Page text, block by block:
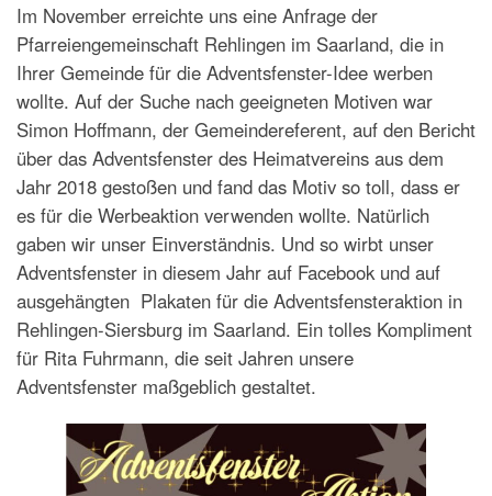
Im November erreichte uns eine Anfrage der
Pfarreiengemeinschaft Rehlingen im Saarland, die in
Ihrer Gemeinde für die Adventsfenster-Idee werben
wollte. Auf der Suche nach geeigneten Motiven war
Simon Hoffmann, der Gemeindereferent, auf den Bericht
über das Adventsfenster des Heimatvereins aus dem
Jahr 2018 gestoßen und fand das Motiv so toll, dass er
es für die Werbeaktion verwenden wollte. Natürlich
gaben wir unser Einverständnis. Und so wirbt unser
Adventsfenster in diesem Jahr auf Facebook und auf
ausgehängten Plakaten für die Adventsfensteraktion in
Rehlingen-Siersburg im Saarland. Ein tolles Kompliment
für Rita Fuhrmann, die seit Jahren unsere
Adventsfenster maßgeblich gestaltet.